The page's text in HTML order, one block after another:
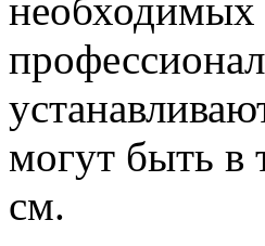
необходимых
могут быть в
см.